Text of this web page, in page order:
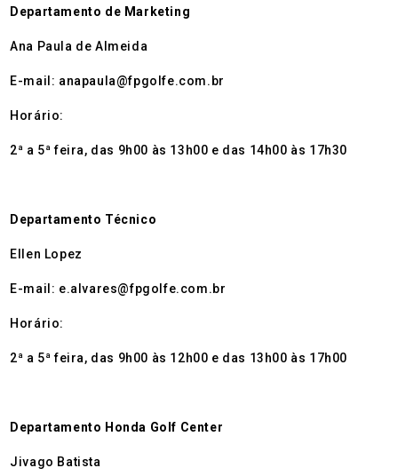
Departamento de Marketing
Ana Paula de Almeida
E-mail: anapaula@fpgolfe.com.br
Horário:
2ª a 5ª feira, das 9h00 às 13h00 e das 14h00 às 17h30
Departamento Técnico
Ellen Lopez
E-mail: e.alvares@fpgolfe.com.br
Horário:
2ª a 5ª feira, das 9h00 às 12h00 e das 13h00 às 17h00
Departamento Honda Golf Center
Jivago Batista